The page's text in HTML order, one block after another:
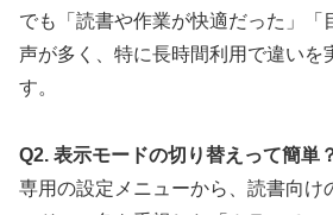
でも「読書や作業が快適だった」「
声が多く、特に長時間利用で違いを
す。
Q2. 表示モードの切り替えって簡単
専用の設定メニューから、読書向け